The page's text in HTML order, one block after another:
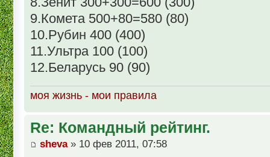
9.Комета 500+80=580 (80)
10.Рубин 400 (400)
11.Ультра 100 (100)
12.Беларусь 90 (90)
моя жизнь - мои правила
Re: Командный рейтинг.
sheva» 10 фев 2011, 07:58